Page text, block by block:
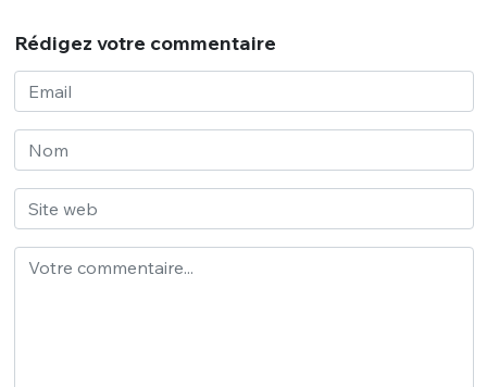
Rédigez votre commentaire